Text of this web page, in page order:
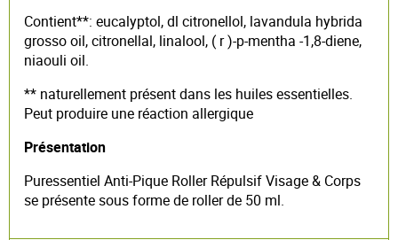
Contient**: eucalyptol, dl citronellol, lavandula hybrida
grosso oil, citronellal, linalool, ( r )-p-mentha -1,8-diene,
niaouli oil.
** naturellement présent dans les huiles essentielles.
Peut produire une réaction allergique
Présentation
Puressentiel Anti-Pique Roller Répulsif Visage & Corps
se présente sous forme de roller de 50 ml.